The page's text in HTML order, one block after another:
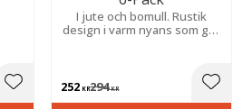
Lägg till i favoriter
I jute och bomull. Rustik
design i varm nyans som ger
252 KR294KR